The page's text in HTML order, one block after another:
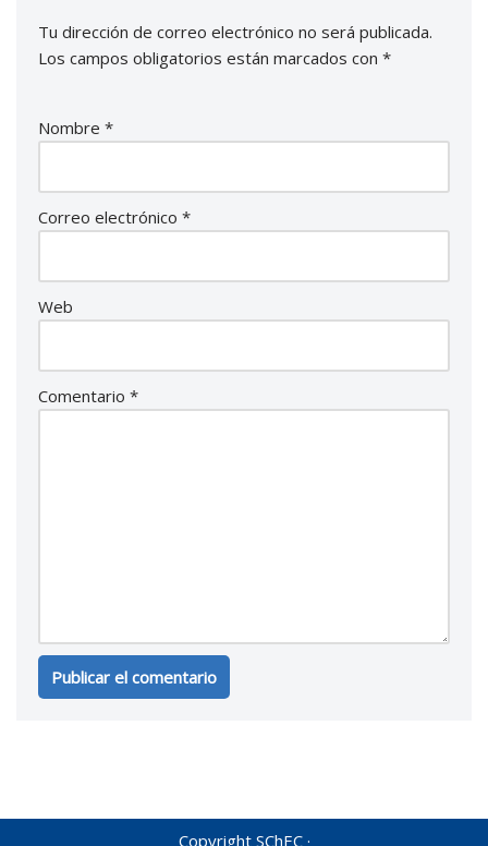
Tu dirección de correo electrónico no será publicada.
Los campos obligatorios están marcados con *
Nombre *
Correo electrónico *
Web
Comentario *
Copyright SChEC ·